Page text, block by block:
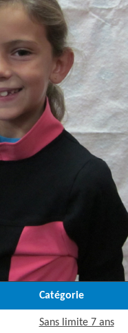
Catégorie
Sans limite 7 ans